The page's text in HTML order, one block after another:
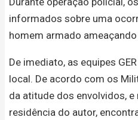
informados sobre uma
homem armado
De imediato, as equipes
local. De acordo com os
da atitude dos envolvidos,
residência do autor,